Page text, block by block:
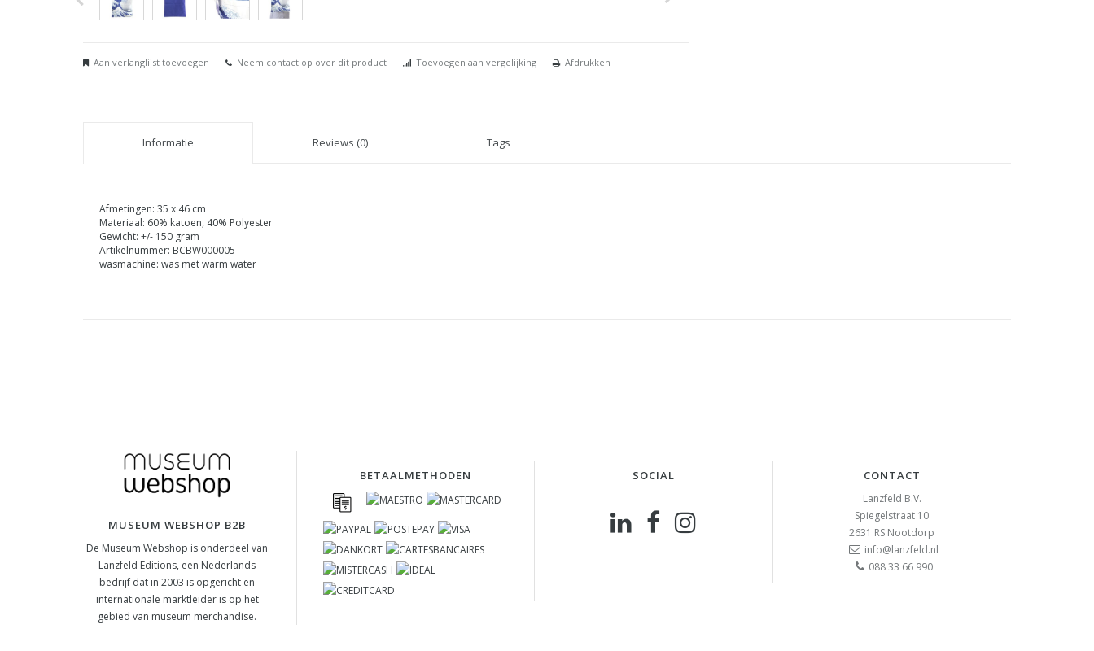
Aan verlanglijst toevoegen Neem contact op over dit product Toevoegen aan vergelijking Afdrukken
Informatie Reviews (0) Tags
Afmetingen: 35 x 46 cm
Materiaal: 60% katoen, 40% Polyester
Gewicht: +/- 150 gram
Artikelnummer: BCBW000005
wasmachine: was met warm water
MUSEUM WEBSHOP B2B
De Museum Webshop is onderdeel van
Lanzfeld Editions, een Nederlands
bedrijf dat in 2003 is opgericht en
internationale marktleider is op het
gebied van museum merchandise.
BETAALMETHODEN SOCIAL CONTACT
Lanzfeld B.V.
Spiegelstraat 10
2631 RS Nootdorp
info@lanzfeld.nl
088 33 66 990